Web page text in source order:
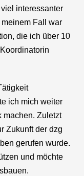
interessanter
Fall war
die ich über 10
ich mich weiter
machen. Zuletzt
Zukunft der dzg
gerufen wurde.
und möchte